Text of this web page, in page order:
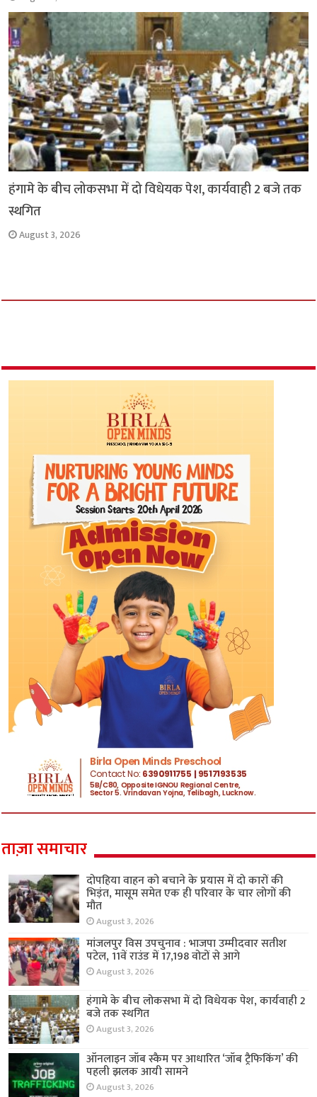
हंगामे के बीच लोकसभा में दो विधेयक पेश, कार्यवाही 2 बजे तक
स्थगित
August 3, 2026
ताज़ा समाचार
दोपहिया वाहन को बचाने के प्रयास में दो कारों की
भिड़ंत, मासूम समेत एक ही परिवार के चार लोगों की
मौत
August 3, 2026
मांजलपुर विस उपचुनाव : भाजपा उम्मीदवार सतीश
पटेल, 11वें राउंड में 17,198 वोटों से आगे
August 3, 2026
हंगामे के बीच लोकसभा में दो विधेयक पेश, कार्यवाही 2
बजे तक स्थगित
August 3, 2026
ऑनलाइन जॉब स्कैम पर आधारित ‘जॉब ट्रैफिकिंग’ की
पहली झलक आयी सामने
August 3, 2026